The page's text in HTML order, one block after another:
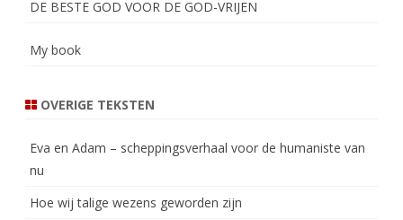
DE BESTE GOD VOOR DE GOD-VRIJEN
My book
OVERIGE TEKSTEN
Eva en Adam – scheppingsverhaal voor de humaniste van
nu
Hoe wij talige wezens geworden zijn